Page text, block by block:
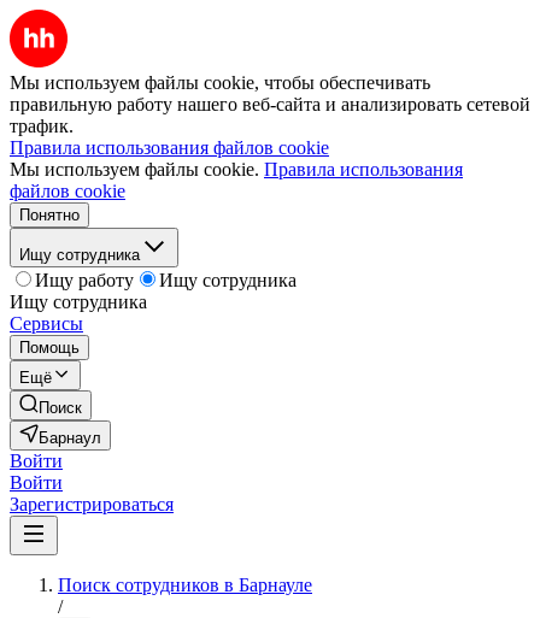
Мы используем файлы cookie, чтобы обеспечивать
правильную работу нашего веб-сайта и анализировать сетевой
трафик.
Правила использования файлов cookie
Мы используем файлы cookie. Правила использования
файлов cookie
Понятно
Ищу сотрудника
Ищу работу
Ищу сотрудника
Ищу сотрудника
Сервисы
Помощь
Ещё
Поиск
Барнаул
Войти
Войти
Зарегистрироваться
Поиск сотрудников в Барнауле
/